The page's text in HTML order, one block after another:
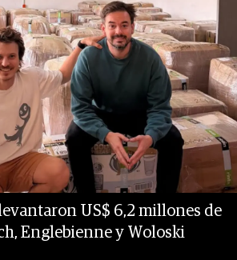
US$ 6,2 millones de
Englebienne y Woloski